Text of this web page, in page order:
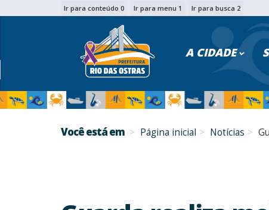
Ir para conteúdo 0 Ir para menu 1 Ir para busca 2
A CIDADE
Você está em Página inicial Notícias